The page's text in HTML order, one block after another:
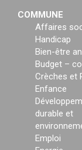
COMMUNE
Affaires
Handicap
Bien-être
Budget –
Crèches et
Enfance
durable et
Emploi